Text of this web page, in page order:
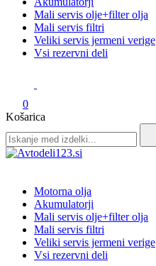
Mali servis olje+filter olja
Mali servis filtri
Veliki servis jermeni verige
Vsi rezervni deli
0
Košarica
for:
Motorna olja
Akumulatorji
Mali servis olje+filter olja
Mali servis filtri
Veliki servis jermeni verige
Vsi rezervni deli